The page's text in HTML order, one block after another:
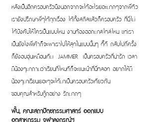
หลังเป็นอีกครอบครัวนึงนอกจากจะได้อะไรเยอะมากๆจากพี่ติว
เรายังปรึกษาพี่ๆได้ทุกเรื่อง ได้ทั้งสกิลแล้วก็ครอบครัว ที่นี่ไม่
ได้บังคับให้ใครเป็นแบบไหน งานต้องออกมาสไตล์ไหน แต่เรา
เป็นยังไงพี่เค้าก็จะพาเราไปให้สุดในแบบนั้นๆ ดี๊ดี กลับไปกี่ครั้ง
ก็ยังอบอุ่นเหมือนเดิม JAMMER เป็นครอบครัวที่น่ารัก เวลา
มีน้องๆมาถามว่าเรียนที่ไหนดีก็จะแนะนำที่นี่ตลอด อยากให้มี
น้องๆมาเรียนเยอะๆจะได้มาเป็นครอบครัวเดียวกัน
ขอบคุณสำหรับทู๊กอย่าง รักมากๆ
พั้น, คณะสถาปัตยกรรมศาสตร์ ออกแบบ
อุตสาหกรรม จุฬาลงกรณ์ฯ